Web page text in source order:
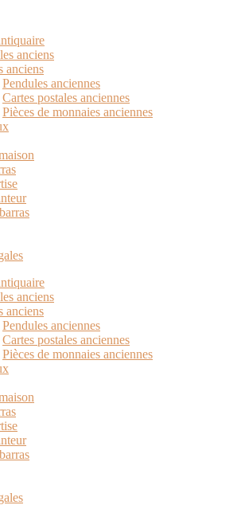
anciens
anciens
Pendules anciennes
Cartes postales anciennes
Pièces de monnaies anciennes
anciens
anciens
Pendules anciennes
Cartes postales anciennes
Pièces de monnaies anciennes